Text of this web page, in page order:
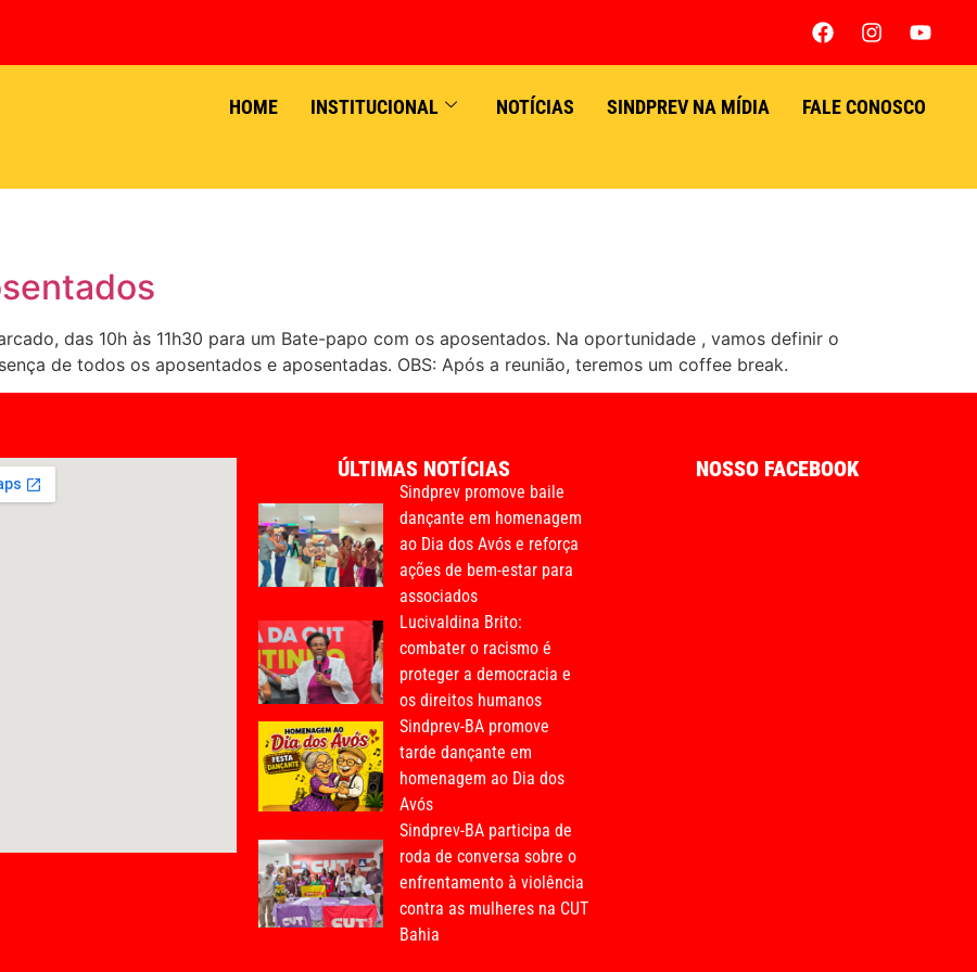
HOME INSTITUCIONAL NOTÍCIAS SINDPREV NA MÍDIA FALE CONOSCO
das 10h às 11h30 para um Bate-papo com os aposentados. Na oportunidade , vamos definir o
de todos os aposentados e aposentadas. OBS: Após a reunião, teremos um coffee break.
ÚLTIMAS NOTÍCIAS
Sindprev promove baile
dançante em homenagem
ao Dia dos Avós e reforça
ações de bem-estar para
associados
Lucivaldina Brito:
combater o racismo é
proteger a democracia e
os direitos humanos
Sindprev-BA promove
tarde dançante em
homenagem ao Dia dos
Avós
Sindprev-BA participa de
roda de conversa sobre o
enfrentamento à violência
contra as mulheres na CUT
Bahia
NOSSO FACEBOOK